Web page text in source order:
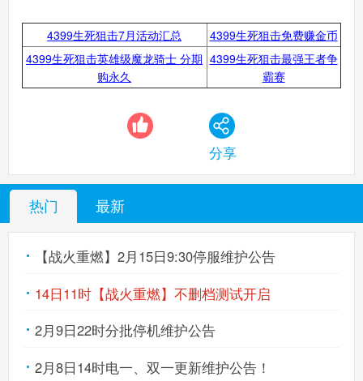
4399生死狙击7月活动汇总
4399生死狙击免费赚金币
4399生死狙击英雄级魔龙骑士 分期
购永久
4399生死狙击最强王者争
霸赛
分享
热门 最新
【战火重燃】2月15日9:30停服维护公告
14日11时【战火重燃】不删档测试开启
2月9日22时分批停机维护公告
2月8日14时电一、双一更新维护公告！